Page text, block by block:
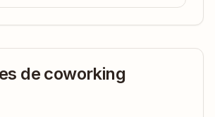
de coworking